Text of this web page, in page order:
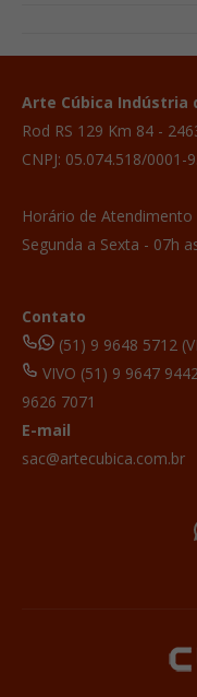
Arte Cúbica Indústria
Rod RS 129 Km 84 -
CNPJ: 05.074.518/0001-
Horário de Atendimento
Segunda a Sexta - 07h
Contato
(51) 9 9648 5712
VIVO (51) 9 9647
9626 7071
E-mail
sac@artecubica.com.br